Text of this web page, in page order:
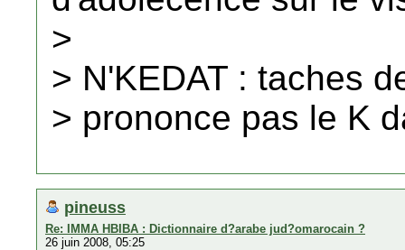
>
> N'KEDAT : taches
> prononce pas le K
pineuss
Re: IMMA HBIBA : Dictionnaire d?arabe jud?omarocain ?
26 juin 2008, 05:25